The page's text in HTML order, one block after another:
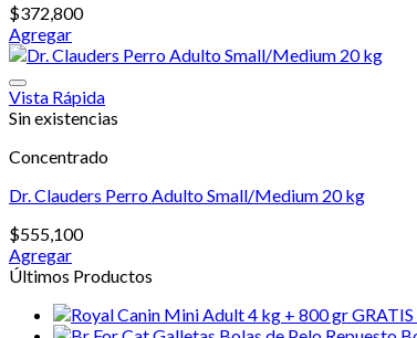
$372,800
Agregar
Vista Rápida
Sin existencias
Concentrado
Dr. Clauders Perro Adulto Small/Medium 20 kg
$555,100
Agregar
Últimos Productos